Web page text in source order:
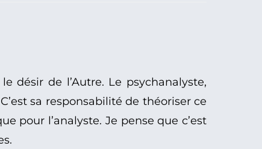
désir de l’Autre. Le psychanalyste,
sa responsabilité de théoriser ce
pour l’analyste. Je pense que c’est